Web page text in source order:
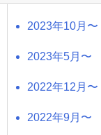
2023年10月〜
2023年5月〜
2022年12月〜
2022年9月〜